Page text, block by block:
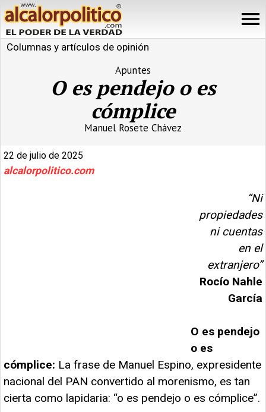
Columnas y artículos de opinión
Apuntes
O es pendejo o es
cómplice
Manuel Rosete Chávez
22 de julio de 2025
alcalorpolitico.com
“Ni
propiedades
ni cuentas
en el
extranjero”
Rocío Nahle
García
O es pendejo
o es
cómplice: La frase de Manuel Espino, expresidente
nacional del PAN convertido al morenismo, es tan
cierta como lapidaria: “o es pendejo o es cómplice”.